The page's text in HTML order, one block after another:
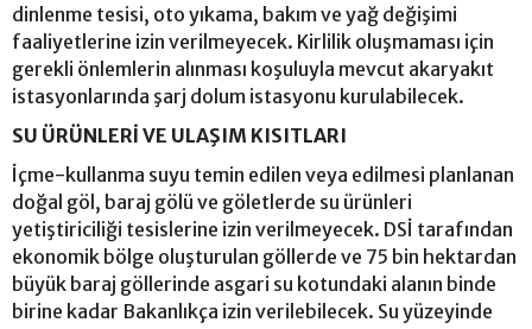
dinlenme tesisi, oto yıkama, bakım ve yağ değişimi
faaliyetlerine izin verilmeyecek. Kirlilik oluşmaması için
gerekli önlemlerin alınması koşuluyla mevcut akaryakıt
istasyonlarında şarj dolum istasyonu kurulabilecek.
SU ÜRÜNLERİ VE ULAŞIM KISITLARI
İçme-kullanma suyu temin edilen veya edilmesi planlanan
doğal göl, baraj gölü ve göletlerde su ürünleri
yetiştiriciliği tesislerine izin verilmeyecek. DSİ tarafından
ekonomik bölge oluşturulan göllerde ve 75 bin hektardan
büyük baraj göllerinde asgari su kotundaki alanın binde
birine kadar Bakanlıkça izin verilebilecek. Su yüzeyinde